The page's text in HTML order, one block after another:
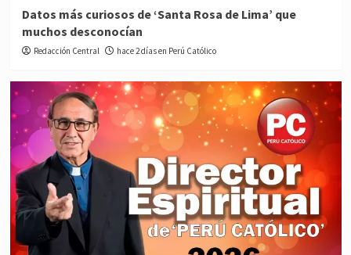
Datos más curiosos de ‘Santa Rosa de Lima’ que
muchos desconocían
Redacción Central hace 2 días en Perú Católico